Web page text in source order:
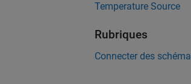
Temperature Source
Rubriques
Connecter des